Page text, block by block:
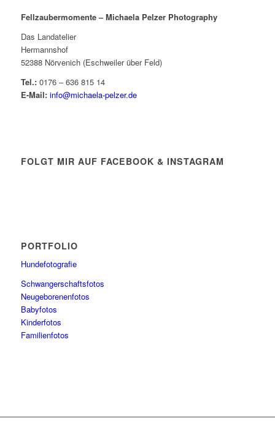
Fellzaubermomente –Michaela Pelzer Photography
Das Landatelier
Hermannshof
52388 Nörvenich (Eschweiler über Feld)
Tel.:0176 – 636 815 14
E-Mail: info@michaela-pelzer.de
FOLGT MIR AUF FACEBOOK & INSTAGRAM
PORTFOLIO
Hundefotografie
Schwangerschaftsfotos
Neugeborenenfotos
Babyfotos
Kinderfotos
Familienfotos